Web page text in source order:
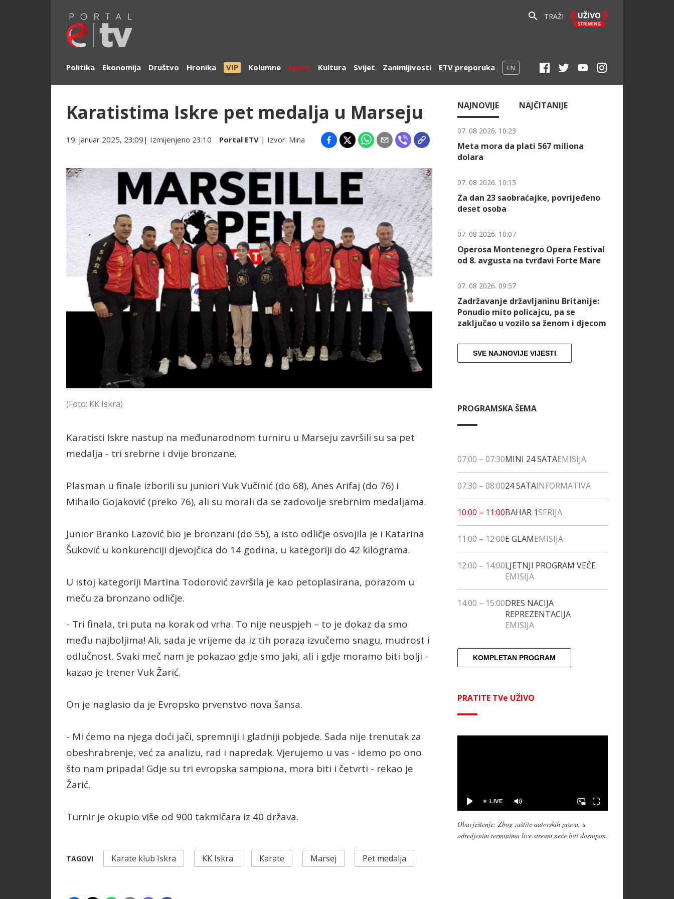
TRAŽI
Politika Ekonomija Društvo Hronika VIP Kolumne Sport Kultura Svijet Zanimljivosti ETV preporuka EN
Karatistima Iskre pet medalja u Marseju
19. januar 2025, 23:09 | Izmijenjeno 23:10 Portal ETV | Izvor: Mina
(Foto: KK Iskra)
Karatisti Iskre nastup na međunarodnom turniru u Marseju završili su sa pet
medalja - tri srebrne i dvije bronzane.
Plasman u finale izborili su juniori Vuk Vučinić (do 68), Anes Arifaj (do 76) i
Mihailo Gojaković (preko 76), ali su morali da se zadovolje srebrnim medaljama.
Junior Branko Lazović bio je bronzani (do 55), a isto odličje osvojila je i Katarina
Šuković u konkurenciji djevojčica do 14 godina, u kategoriji do 42 kilograma.
U istoj kategoriji Martina Todorović završila je kao petoplasirana, porazom u
meču za bronzano odličje.
- Tri finala, tri puta na korak od vrha. To nije neuspjeh – to je dokaz da smo
među najboljima! Ali, sada je vrijeme da iz tih poraza izvučemo snagu, mudrost i
odlučnost. Svaki meč nam je pokazao gdje smo jaki, ali i gdje moramo biti bolji -
kazao je trener Vuk Žarić.
On je naglasio da je Evropsko prvenstvo nova šansa.
- Mi ćemo na njega doći jači, spremniji i gladniji pobjede. Sada nije trenutak za
obeshrabrenje, već za analizu, rad i napredak. Vjerujemo u vas - idemo po ono
što nam pripada! Gdje su tri evropska sampiona, mora biti i četvrti - rekao je
Žarić.
Turnir je okupio više od 900 takmičara iz 40 država.
TAGOVI Karate klub Iskra KK Iskra Karate Marsej Pet medalja
NAJNOVIJE NAJČITANIJE
07. 08 2026. 10:23
Meta mora da plati 567 miliona
dolara
07. 08 2026. 10:15
Za dan 23 saobraćajke, povrijeđeno
deset osoba
07. 08 2026. 10:07
Operosa Montenegro Opera Festival
od 8. avgusta na tvrđavi Forte Mare
07. 08 2026. 09:57
Zadržavanje državljaninu Britanije:
Ponudio mito policajcu, pa se
zaključao u vozilo sa ženom i djecom
SVE NAJNOVIJE VIJESTI
PROGRAMSKA ŠEMA
07:00 – 07:30MINI 24 SATAEMISIJA
07:30 – 08:0024 SATAINFORMATIVA
10:00 – 11:00BAHAR 1SERIJA
11:00 – 12:00E GLAMEMISIJA
12:00 – 14:00LJETNJI PROGRAM VEČE
EMISIJA
14:00 – 15:00DRES NACIJA
REPREZENTACIJA
EMISIJA
KOMPLETAN PROGRAM
PRATITE TVe UŽIVO
Obavještenje: Zbog zaštite autorskih prava, u
odredjenim terminima live stream neće biti dostupan.